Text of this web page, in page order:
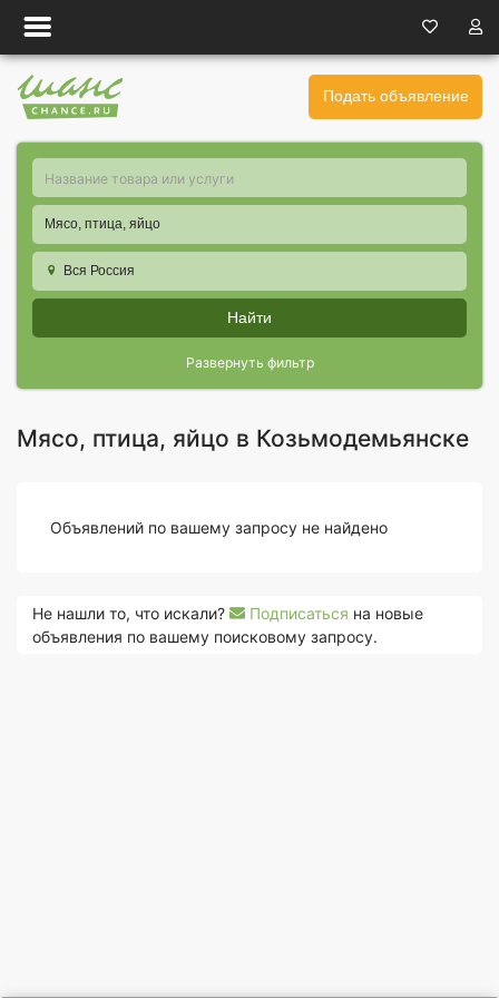
Подать объявление
Мясо, птица, яйцо
Вся Россия
Найти
Развернуть фильтр
Мясо, птица, яйцо в Козьмодемьянске
Объявлений по вашему запросу не найдено
Не нашли то, что искали? Подписаться на новые
объявления по вашему поисковому запросу.